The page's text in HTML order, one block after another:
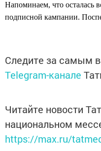
Напоминаем, что осталась
подписной кампании.
Следите за самым
Telegram-канале
Читайте новости
национальном
https://max.ru/